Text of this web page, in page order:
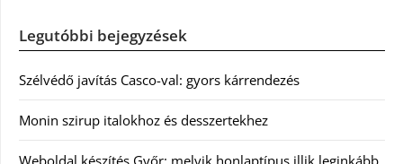
Legutóbbi bejegyzések
Szélvédő javítás Casco-val: gyors kárrendezés
Monin szirup italokhoz és desszertekhez
Weboldal készítés Győr: melyik honlaptípus illik leginkább